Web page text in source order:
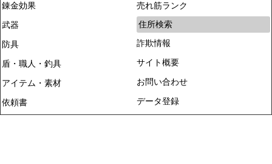
錬金効果
武器
防具
盾・職人・釣具
アイテム・素材
依頼書
売れ筋ランク
住所検索
詐欺情報
サイト概要
お問い合わせ
データ登録